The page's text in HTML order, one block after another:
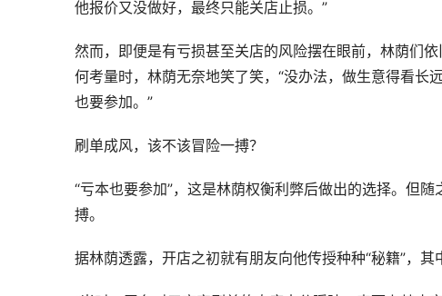
他报价又没做好，最终只能关店止损。”
然而，即便是有亏损甚至关店的风险摆在眼前，林荫们
何考量时，林荫无奈地笑了笑，“没办法，做生意得看
也要参加。”
刷单成风，该不该冒险一搏？
“亏本也要参加”，这是林荫权衡利弊后做出的选择。但
搏。
据林荫透露，开店之初就有朋友向他传授种种“秘籍”，